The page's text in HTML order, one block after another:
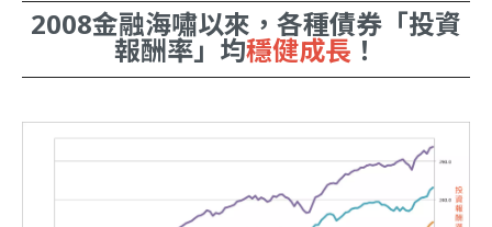
2008金融海嘯以來，各種債券「投資
報酬率」均穩健成長 ！